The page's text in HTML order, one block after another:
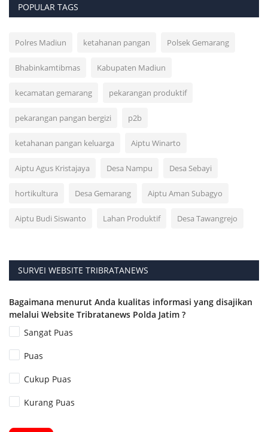
POPULAR TAGS
Polres Madiun ketahanan pangan Polsek Gemarang
Bhabinkamtibmas Kabupaten Madiun
kecamatan gemarang pekarangan produktif
pekarangan pangan bergizi p2b
ketahanan pangan keluarga Aiptu Winarto
Aiptu Agus Kristajaya Desa Nampu Desa Sebayi
hortikultura Desa Gemarang Aiptu Aman Subagyo
Aiptu Budi Siswanto Lahan Produktif Desa Tawangrejo
SURVEI WEBSITE TRIBRATANEWS
Bagaimana menurut Anda kualitas informasi yang disajikan
melalui Website Tribratanews Polda Jatim ?
Sangat Puas
Puas
Cukup Puas
Kurang Puas